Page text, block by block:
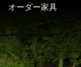
オーダー家具